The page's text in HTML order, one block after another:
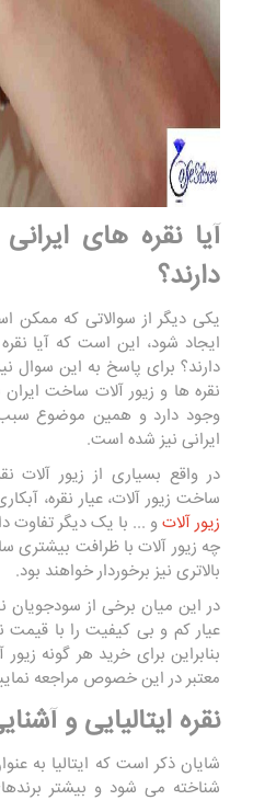
آیا نقره های
دارند؟
یکی دیگر از سوالاتی که ممکن
ایجاد شود، این است که آیا
دارند؟ برای پاسخ به این سوال
نقره ها و زیور آلات ساخت
وجود دارد و همین موضوع
ایرانی نیز شده است.
در واقع بسیاری از زیور آلات
ساخت زیور آلات، عیار نقره،
زیور آلاتو ... با یک دیگر تفاوت
چه زیور آلات با ظرافت بیشتری
بالاتری نیز برخوردار خواهند بود.
در این میان برخی از سودجویان
عیار کم و بی کیفیت را با قیمت
بنابراین برای خرید هر گونه
معتبر در این خصوص مراجعه
نقره ایتالیایی و
شایان ذکر است که ایتالیا به
شناخته می شود و بیشتر